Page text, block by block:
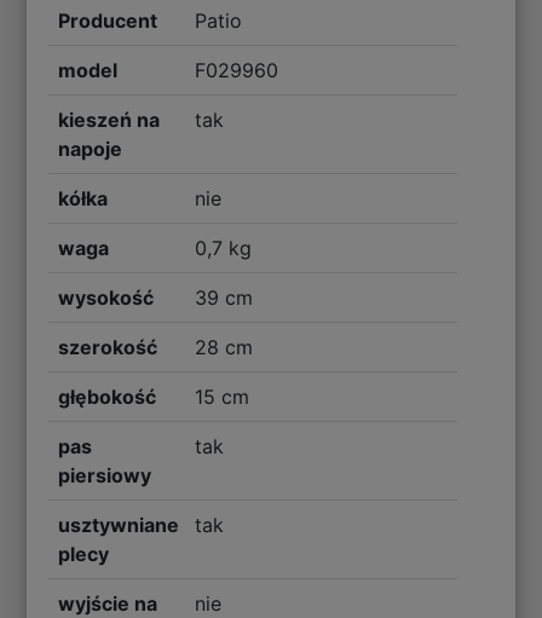
Producent Patio
model F029960
kieszeń na
napoje
tak
kółka nie
waga 0,7 kg
wysokość 39 cm
szerokość 28 cm
głębokość 15 cm
pas
piersiowy
tak
usztywniane
plecy
tak
wyjście na
nie